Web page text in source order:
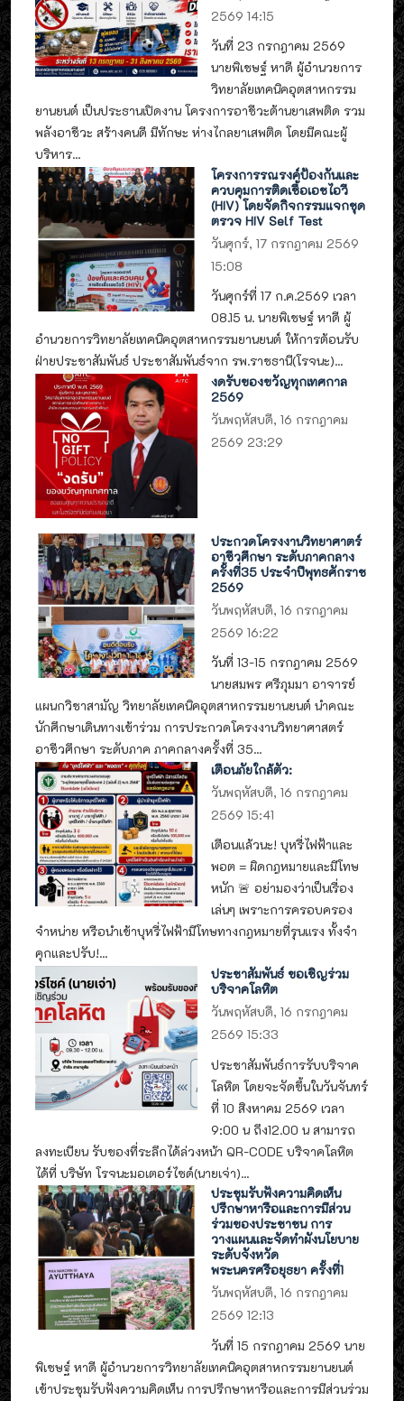
2569 14:15
วันที่ 23 กรกฎาคม 2569
นายพิเชษฐ์ หาดี ผู้อำนวยการ
วิทยาลัยเทคนิคอุตสาหกรรม
ยานยนต์ เป็นประธานเปิดงาน โครงการอาชีวะต้านยาเสพติด รวม
พลังอาชีวะ สร้างคนดี มีทักษะ ห่างไกลยาเสพติด โดยมีคณะผู้
บริหาร...
โครงการรณรงค์ป้องกันและ
ควบคุมการติดเชื้อเอชไอวี
(HIV) โดยจัดกิจกรรมแจกชุด
ตรวจ HIV Self Test
วันศุกร์, 17 กรกฎาคม 2569
15:08
วันศุกร์ที่ 17 ก.ค.2569 เวลา
08.15 น. นายพิเชษฐ์ หาดี ผู้
อำนวยการวิทยาลัยเทคนิคอุตสาหกรรมยานยนต์ ให้การต้อนรับ
ฝ่ายประชาสัมพันธ์ ประชาสัมพันธ์จาก รพ.ราชธานี(โรจนะ)...
งดรับของขวัญทุกเทศกาล
2569
วันพฤหัสบดี, 16 กรกฎาคม
2569 23:29
ประกวดโครงงานวิทยาศาตร์
อาชีวศึกษา ระดับภาคกลาง
ครั้งที่35 ประจำปีพุทธศักราช
2569
วันพฤหัสบดี, 16 กรกฎาคม
2569 16:22
วันที่ 13-15 กรกฎาคม 2569
นายสมพร ศรีภุมมา อาจารย์
แผนกวิชาสามัญ วิทยาลัยเทคนิคอุตสาหกรรมยานยนต์ นำคณะ
นักศึกษาเดินทางเข้าร่วม การประกวดโครงงานวิทยาศาสตร์
อาชีวศึกษา ระดับภาค ภาคกลางครั้งที่ 35...
เตือนภัยใกล้ตัว:
วันพฤหัสบดี, 16 กรกฎาคม
2569 15:41
เตือนแล้วนะ! บุหรี่ไฟฟ้าและ
พอต = ผิดกฎหมายและมีโทษ
หนัก 🚨 อย่ามองว่าเป็นเรื่อง
เล่นๆ เพราะการครอบครอง
จำหน่าย หรือนำเข้าบุหรี่ไฟฟ้ามีโทษทางกฎหมายที่รุนแรง ทั้งจำ
คุกและปรับ!...
ประชาสัมพันธ์ ขอเชิญร่วม
บริจาคโลหิต
วันพฤหัสบดี, 16 กรกฎาคม
2569 15:33
ประชาสัมพันธ์การรับบริจาค
โลหิต โดยจะจัดขึ้นในวันจันทร์
ที่ 10 สิงหาคม 2569 เวลา
9:00 น ถึง12.00 น สามารถ
ลงทะเบียน รับของที่ระลึกได้ล่วงหน้า QR-CODE บริจาคโลหิต
ได้ที่ บริษัท โรจนะมอเตอร์ไซด์(นายเจ่า)...
ประชุมรับฟังความคิดเห็น
ปรึกษาหารือและการมีส่วน
ร่วมของประชาชน การ
วางแผนและจัดทำผังนโยบาย
ระดับจังหวัด
พระนครศรีอยุธยา ครั้งที่1
วันพฤหัสบดี, 16 กรกฎาคม
2569 12:13
วันที่ 15 กรกฎาคม 2569 นาย
พิเชษฐ์ หาดี ผู้อำนวยการวิทยาลัยเทคนิคอุตสาหกรรมยานยนต์
เข้าประชุมรับฟังความคิดเห็น การปรึกษาหารือและการมีส่วนร่วม